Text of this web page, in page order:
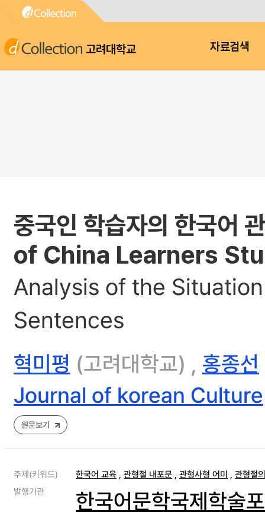
고려대학교 자료검색
중국인 학습자의 한국
of China Learners
Analysis of the
Sentences
혁미평 (고려대학교) , 홍종선
Journal of korean Culture
원문보기
주제(키워드) 한국어 교육 , 관형절 내포문 , 관형사형 어미 , 관형절
발행기관
한국어문학국제학술